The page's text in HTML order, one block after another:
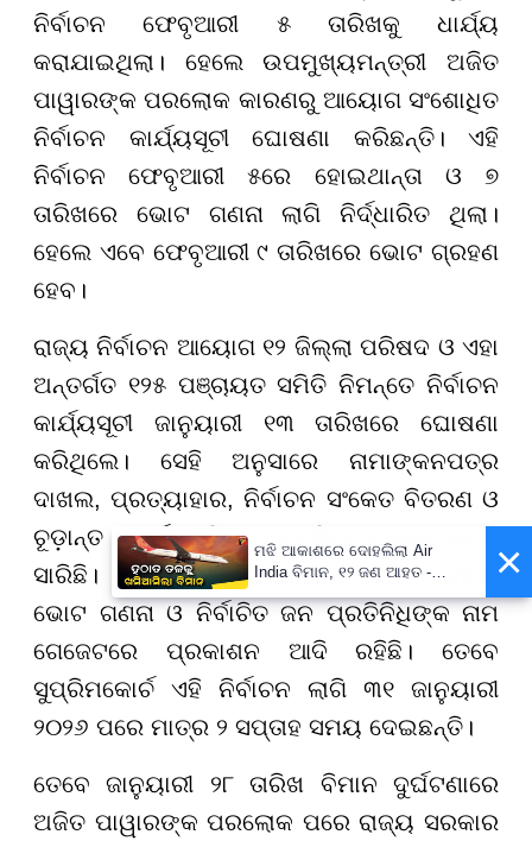
ନିର୍ବାଚନ ଫେବୃଆରୀ ୫ ତାରିଖକୁ ଧାର୍ଯ୍ୟ
କରାଯାଇଥିଲା। ହେଲେ ଉପମୁଖ୍ୟମନ୍ତ୍ରୀ ଅଜିତ
ପାୱାରଙ୍କ ପରଲୋକ କାରଣରୁ ଆୟୋଗ ସଂଶୋଧିତ
ନିର୍ବାଚନ କାର୍ଯ୍ୟସୂଚୀ ଘୋଷଣା କରିଛନ୍ତି। ଏହି
ନିର୍ବାଚନ ଫେବୃଆରୀ ୫ରେ ହୋଇଥାନ୍ତା ଓ ୭
ତାରିଖରେ ଭୋଟ ଗଣନା ଲାଗି ନିର୍ଦ୍ଧାରିତ ଥିଲା।
ହେଲେ ଏବେ ଫେବୃଆରୀ ୯ ତାରିଖରେ ଭୋଟ ଗ୍ରହଣ
ହେବ।
ରାଜ୍ୟ ନିର୍ବାଚନ ଆୟୋଗ ୧୨ ଜିଲ୍ଲା ପରିଷଦ ଓ ଏହା
ଅନ୍ତର୍ଗତ ୧୨୫ ପଞ୍ଚାୟତ ସମିତି ନିମନ୍ତେ ନିର୍ବାଚନ
କାର୍ଯ୍ୟସୂଚୀ ଜାନୁୟାରୀ ୧୩ ତାରିଖରେ ଘୋଷଣା
କରିଥିଲେ। ସେହି ଅନୁସାରେ ନାମାଙ୍କନପତ୍ର
ଦାଖଲ, ପ୍ରତ୍ୟାହାର, ନିର୍ବାଚନ ସଂକେତ ବିତରଣ ଓ
ଚୂଡ଼ାନ୍ତ ପ୍ରାର୍ଥୀ ତାଲିକା ପ୍ରକ୍ରିୟା ଚୂଡାନ୍ତ ହୋଇ
ସାରିଛି। ପରବର୍ତ୍ତି ପଦକ୍ଷେପରେ ଭୋଟ ଗ୍ରହଣ,
ଭୋଟ ଗଣନା ଓ ନିର୍ବାଚିତ ଜନ ପ୍ରତିନିଧିଙ୍କ ନାମ
ଗେଜେଟରେ ପ୍ରକାଶନ ଆଦି ରହିଛି। ତେବେ
ସୁପ୍ରିମକୋର୍ଚ ଏହି ନିର୍ବାଚନ ଲାଗି ୩୧ ଜାନୁୟାରୀ
୨୦୨୬ ପରେ ମାତ୍ର ୨ ସପ୍ତାହ ସମୟ ଦେଇଛନ୍ତି।
ତେବେ ଜାନୁୟାରୀ ୨୮ ତାରିଖ ବିମାନ ଦୁର୍ଘଟଣାରେ
ଅଜିତ ପାୱାରଙ୍କ ପରଲୋକ ପରେ ରାଜ୍ୟ ସରକାର
×
ମଝି ଆକାଶରେ ଦୋହଲିଲା Air
India ବିମାନ, ୧୨ ଜଣ ଆହତ -
PrameyaNews7